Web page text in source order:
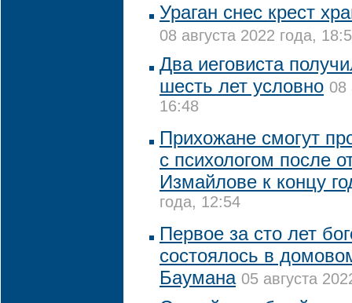
Ураган снес крест
08 августа 2022 года,
Два иеговиста
шесть лет условно 08
16:48
Прихожане смогут
с психологом после
Измайлове к концу
года, 12:54
Первое за сто лет
состоялось в
Баумана 05 августа